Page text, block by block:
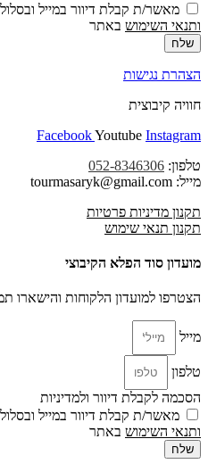
מאשר/ת קבלת דיוור במייל
ותנאי השימוש באתר
שלח
הצהרת נגישות
חוויה קיבוצית
FacebookYoutube Instagram
טלפון: 052-8346306
מייל: tourmasaryk@gmail.com
תקנון מדיניות פרטיות
תקנון תנאי שימוש
מועדון סוד הפלא הקיבוצי
הצטרפו למועדון הלקוחות והישארו
מייל
טלפון
הסכמה לקבלת דיוור ולמדיניות
מאשר/ת קבלת דיוור במייל
ותנאי השימוש באתר
שלח